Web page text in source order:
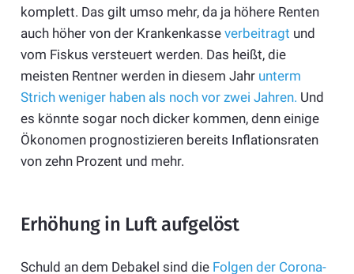
komplett. Das gilt umso mehr, da ja höhere Renten
auch höher von der Krankenkasse verbeitragt und
vom Fiskus versteuert werden. Das heißt, die
meisten Rentner werden in diesem Jahr unterm
Strich weniger haben als noch vor zwei Jahren. Und
es könnte sogar noch dicker kommen, denn einige
Ökonomen prognostizieren bereits Inflationsraten
von zehn Prozent und mehr.
Erhöhung in Luft aufgelöst
Schuld an dem Debakel sind die Folgen der Corona-